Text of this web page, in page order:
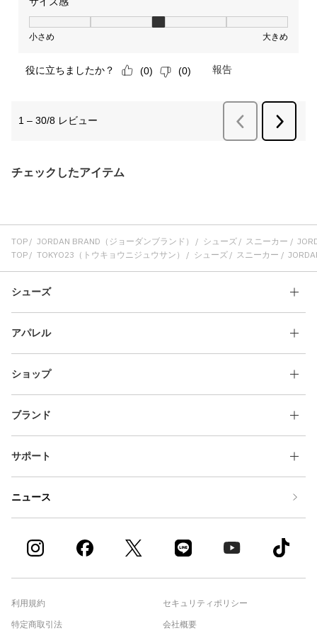
チェックしたアイテム
TOP JORDAN BRAND（ジョーダンブランド） シューズ スニーカー
TOP
TOKYO23（トウキョウニジュウサン） シューズ スニーカー
シューズ
アパレル
ショップ
ブランド
サポート
ニュース
利用規約
特定商取引法
セキュリティポリシー
会社概要